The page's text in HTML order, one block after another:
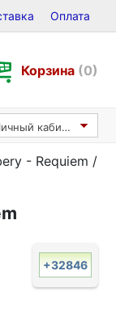
Оплата
Корзина (0)
Личный кабинет
- Requiem /
+32846